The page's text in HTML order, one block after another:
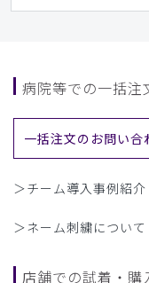
病院等での一括注
一括注文のお問い合
＞チーム導入事例紹介
＞ネーム刺繍について
店舗での試着・購